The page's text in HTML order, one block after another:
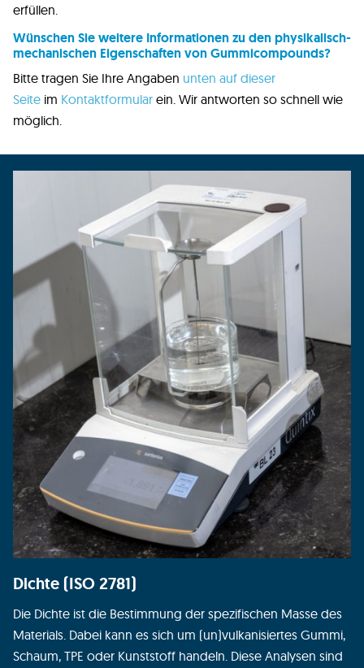
erfüllen.
Wünschen Sie weitere Informationen zu den physikalisch-
mechanischen Eigenschaften von Gummicompounds?
Bitte tragen Sie Ihre Angaben unten auf dieser
Seite im Kontaktformular ein. Wir antworten so schnell wie
möglich.
Dichte (ISO 2781)
Die Dichte ist die Bestimmung der spezifischen Masse des
Materials. Dabei kann es sich um (un)vulkanisiertes Gummi,
Schaum, TPE oder Kunststoff handeln. Diese Analysen sind